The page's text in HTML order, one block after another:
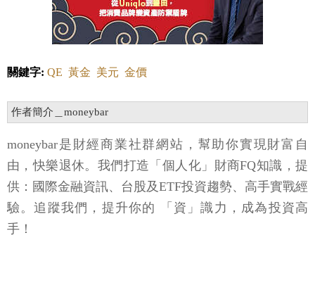
關鍵字: QE 黃金 美元 金價
作者簡介＿moneybar
moneybar是財經商業社群網站，幫助你實現財富自
由，快樂退休。我們打造「個人化」財商FQ知識，提
供：國際金融資訊、台股及ETF投資趨勢、高手實戰經
驗。追蹤我們，提升你的 「資」識力，成為投資高
手！